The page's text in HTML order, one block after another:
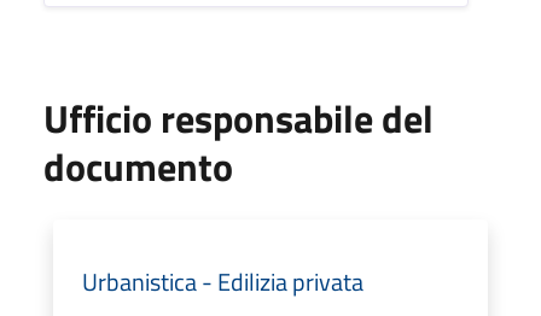
Ufficio responsabile del
documento
Urbanistica - Edilizia privata